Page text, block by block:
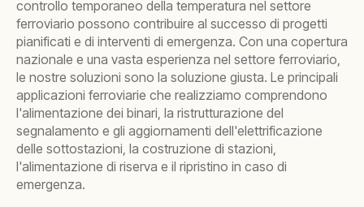
controllo temporaneo della temperatura nel settore
ferroviario possono contribuire al successo di progetti
pianificati e di interventi di emergenza. Con una copertura
nazionale e una vasta esperienza nel settore ferroviario,
le nostre soluzioni sono la soluzione giusta. Le principali
applicazioni ferroviarie che realizziamo comprendono
l'alimentazione dei binari, la ristrutturazione del
segnalamento e gli aggiornamenti dell'elettrificazione
delle sottostazioni, la costruzione di stazioni,
l'alimentazione di riserva e il ripristino in caso di
emergenza.